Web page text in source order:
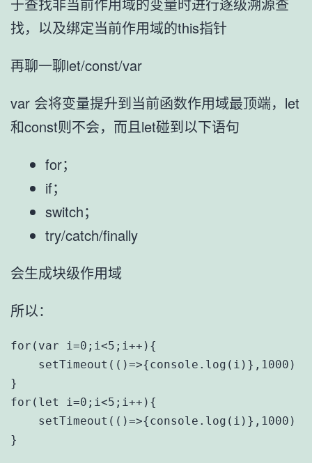
找，以及绑定当前作用域的this指针
再聊一聊let/const/var
var 会将变量提升到当前函数作用域最顶端，let
和const则不会，而且let碰到以下语句
for；
if；
switch；
try/catch/finally
会生成块级作用域
所以：
for(var i=0;i<5;i++){
setTimeout(()=>{console.log(i)},1000) //
}
for(let i=0;i<5;i++){
setTimeout(()=>{console.log(i)},1000) //
}